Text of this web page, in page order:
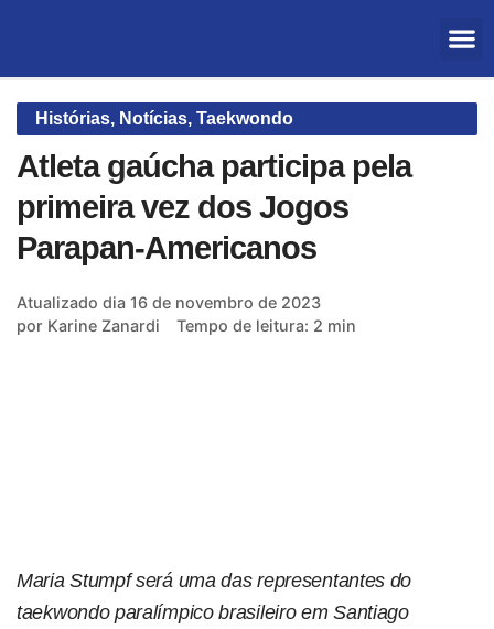
Histórias, Notícias, Taekwondo
Atleta gaúcha participa pela
primeira vez dos Jogos
Parapan-Americanos
Atualizado dia 16 de novembro de 2023
por Karine Zanardi Tempo de leitura: 2 min
Maria Stumpf será uma das representantes do
taekwondo paralímpico brasileiro em Santiago